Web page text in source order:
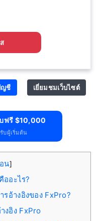
ญชี เยี่ยมชมเว็บไซต์
ฟรี $10,000
บผู้เริ่มต้น
น]
ออะไร?
รอ้างอิงของ FxPro?
งอิง FxPro